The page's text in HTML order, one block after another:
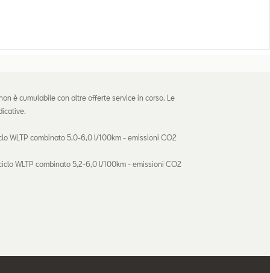
è cumulabile con altre offerte service in corso. Le
WLTP combinato 5,0-6,0 l/100km - emissioni CO2
WLTP combinato 5,2-6,0 l/100km - emissioni CO2